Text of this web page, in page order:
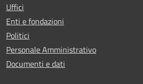
Uffici
Enti e fondazioni
Politici
Personale Amministrativo
Documenti e dati